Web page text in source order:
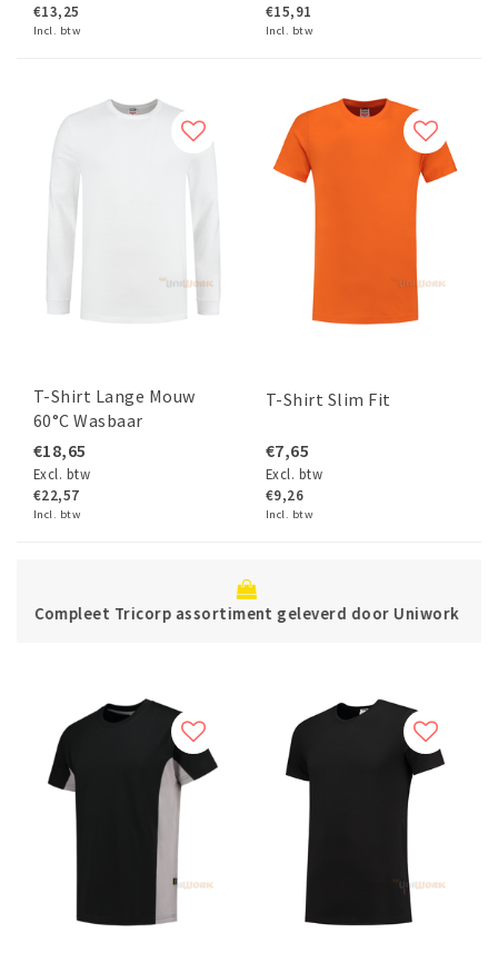
€13,25
Incl. btw
€15,91
Incl. btw
T-Shirt Lange Mouw
60°C Wasbaar
€18,65
Excl. btw
€22,57
Incl. btw
T-Shirt Slim Fit
€7,65
Excl. btw
€9,26
Incl. btw
geleverd door Uniwork